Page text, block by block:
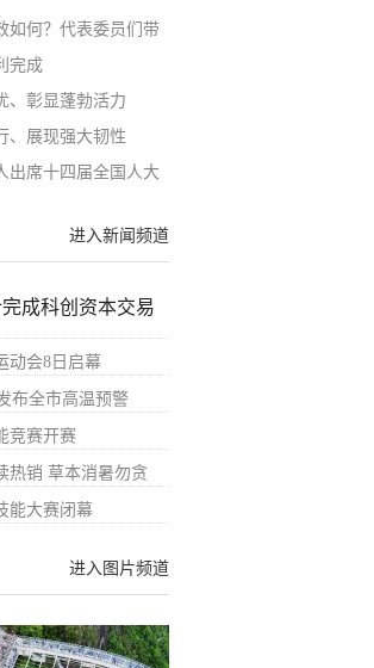
如何？代表委员们带
完成
、彰显蓬勃活力
、展现强大韧性
出席十四届全国人大
进入新闻频道
成科创资本交易
动会8日启幕
布全市高温预警
竞赛开赛
热销 草本消暑勿贪
能大赛闭幕
进入图片频道